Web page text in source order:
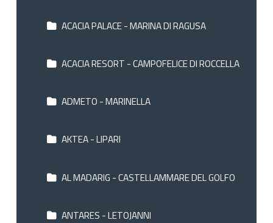
ACACIA PALACE - MARINA DI RAGUSA
ACACIA RESORT - CAMPOFELICE DI ROCCELLA
ADMETO - MARINELLA
AKTEA - LIPARI
AL MADARIG - CASTELLAMMARE DEL GOLFO
ANTARES - LETOJANNI